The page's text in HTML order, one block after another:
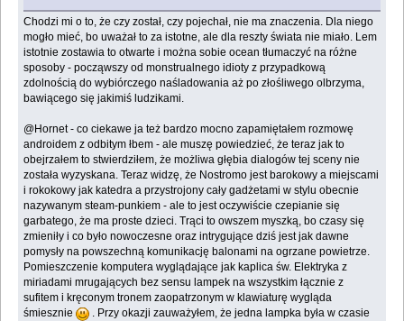
Chodzi mi o to, że czy został, czy pojechał, nie ma znaczenia. Dla niego
mogło mieć, bo uważał to za istotne, ale dla reszty świata nie miało. Lem
istotnie zostawia to otwarte i można sobie ocean tłumaczyć na różne
sposoby - począwszy od monstrualnego idioty z przypadkową
zdolnością do wybiórczego naśladowania aż po złośliwego olbrzyma,
bawiącego się jakimiś ludzikami.
@Hornet - co ciekawe ja też bardzo mocno zapamiętałem rozmowę
androidem z odbitym łbem - ale muszę powiedzieć, że teraz jak to
obejrzałem to stwierdziłem, że możliwa głębia dialogów tej sceny nie
została wyzyskana. Teraz widzę, że Nostromo jest barokowy a miejscami
i rokokowy jak katedra a przystrojony cały gadżetami w stylu obecnie
nazywanym steam-punkiem - ale to jest oczywiście czepianie się
garbatego, że ma proste dzieci. Trąci to owszem myszką, bo czasy się
zmieniły i co było nowoczesne oraz intrygujące dziś jest jak dawne
pomysły na powszechną komunikację balonami na ogrzane powietrze.
Pomieszczenie komputera wyglądające jak kaplica św. Elektryka z
miriadami mrugających bez sensu lampek na wszystkim łącznie z
sufitem i kręconym tronem zaopatrzonym w klawiaturę wygląda
śmiesznie
. Przy okazji zauważyłem, że jedna lampka była w czasie